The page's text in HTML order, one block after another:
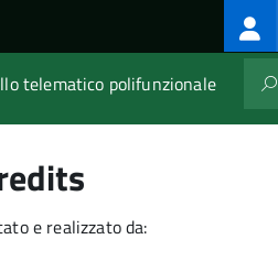
telematico polifunzionale
e realizzato da: